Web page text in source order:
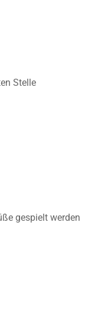
Stelle
gespielt werden